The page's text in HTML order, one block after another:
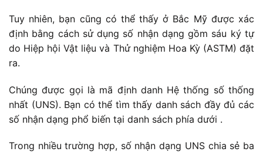
Tuy nhiên, bạn cũng có thể thấy ở Bắc Mỹ được xác
định bằng cách sử dụng số nhận dạng gồm sáu ký tự
do Hiệp hội Vật liệu và Thử nghiệm Hoa Kỳ (ASTM) đặt
ra.
Chúng được gọi là mã định danh Hệ thống số thống
nhất (UNS). Bạn có thể tìm thấy danh sách đầy đủ các
số nhận dạng phổ biến tại danh sách phía dưới .
Trong nhiều trường hợp, số nhận dạng UNS chia sẻ ba